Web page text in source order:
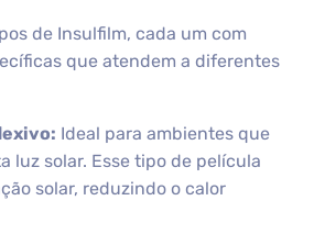
de Insulfilm, cada um com
que atendem a diferentes
Ideal para ambientes que
luz solar. Esse tipo de película
solar, reduzindo o calor